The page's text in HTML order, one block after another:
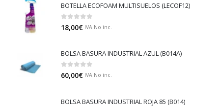
BOTELLA ECOFOAM MULTISUELOS (LECOF12)
0 out of 5
18,00€ IVA No inc.
BOLSA BASURA INDUSTRIAL AZUL (B014A)
0out of 5
60,00€ IVA No inc.
BOLSA BASURA INDUSTRIAL ROJA 85 (B014)